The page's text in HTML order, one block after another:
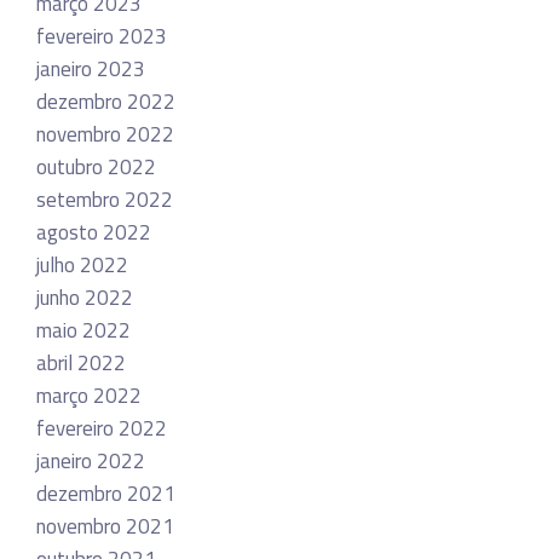
fevereiro 2023
janeiro 2023
dezembro 2022
novembro 2022
outubro 2022
setembro 2022
agosto 2022
julho 2022
junho 2022
maio 2022
abril 2022
março 2022
fevereiro 2022
janeiro 2022
dezembro 2021
novembro 2021